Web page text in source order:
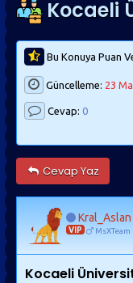
Kocaeli
Bu Konuya Puan
Güncelleme: 23
Cevap: 0
Cevap Yaz
Kral_Aslan
VIP MsXTeam
Kocaeli